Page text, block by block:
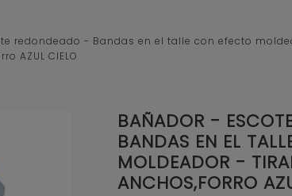
redondeado - Bandas en el talle con efecto
AZUL CIELO
BAÑADOR -
BANDAS EN EL
MOLDEADOR -
ANCHOS,FORRO